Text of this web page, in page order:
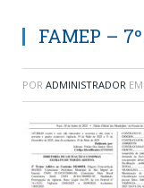
FAMEP –
POR ADMINISTRADOR EM